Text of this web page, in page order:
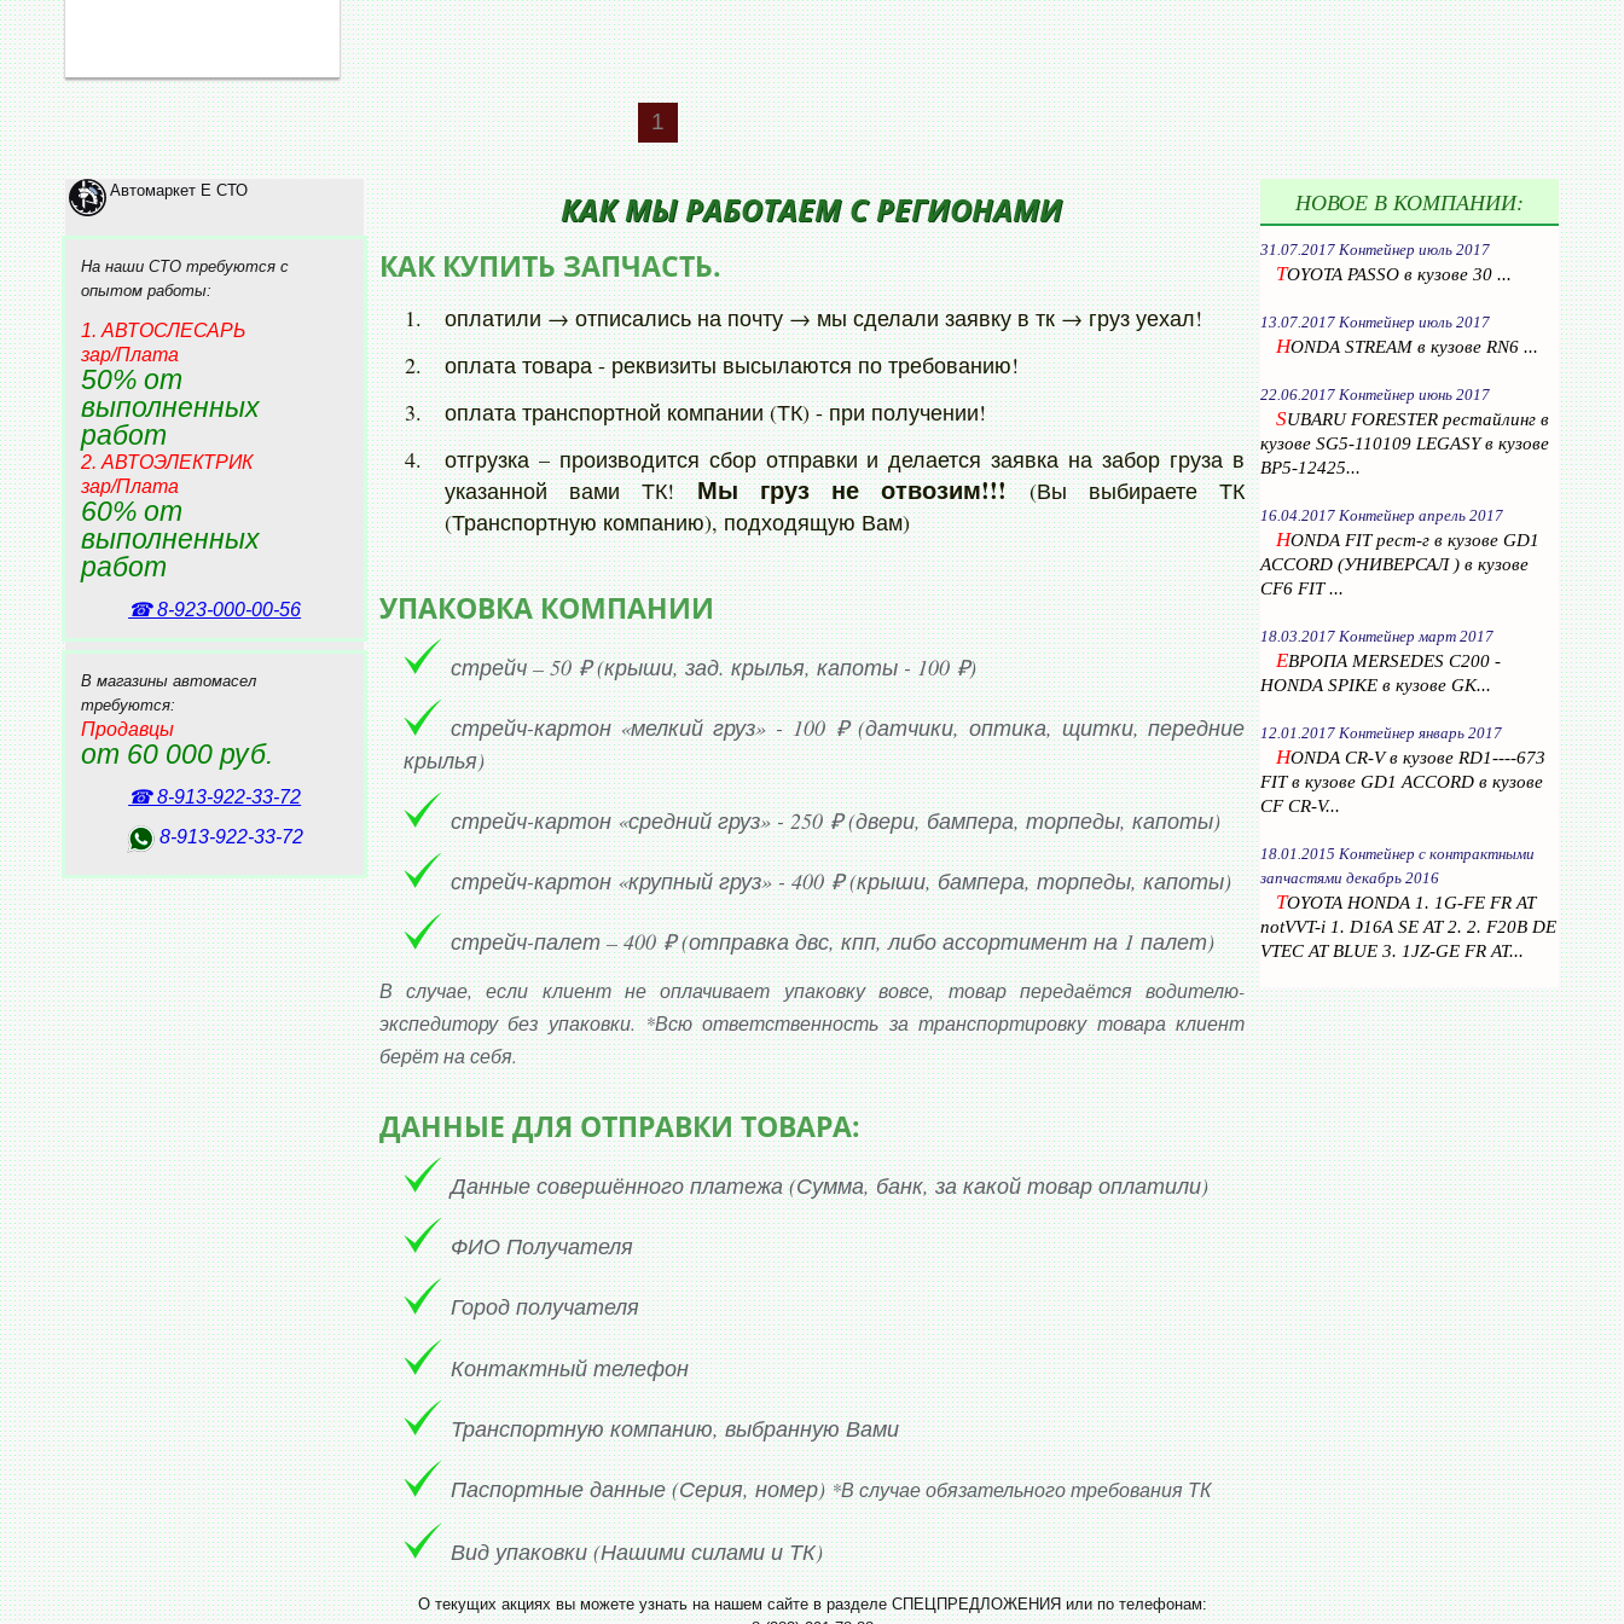
DAIHATSU
HYUNDAI
DODGE
PORSCHE
RAM
Buick
Holden
генератор
дроссельная заслонка
катушка зажигания
клапан vvti
трос переключения кпп
плафон салонный
брызговик
крепеж бампера
рулевая колонка
airbag водительский
кожух рулевой колонки
переключатель света фар
подрулевой переключатель дворников
привод
ступица
компрессор кондиционера
стартер
шланг радиатора
лямбда-зонд
1
Автомаркет Е СТО
На наши СТО требуются с
опытом работы:
1. АВТОСЛЕСАРЬ
зар/Плата
50% от
выполненных
работ
2. АВТОЭЛЕКТРИК
зар/Плата
60% от
выполненных
работ
☎ 8‑923‑000‑00‑56
В магазины автомасел
требуются:
Продавцы
от 60 000 руб.
☎ 8‑913‑922‑33‑72
8‑913‑922‑33‑72
КАК МЫ РАБОТАЕМ С РЕГИОНАМИ
КАК КУПИТЬ ЗАПЧАСТЬ.
оплатили → отписались на почту → мы сделали заявку в тк → груз уехал!
оплата товара - реквизиты высылаются по требованию!
оплата транспортной компании (ТК) - при получении!
отгрузка – производится сбор отправки и делается заявка на забор груза в
указанной вами ТК!Мы груз не отвозим!!!(Вы выбираете ТК
(Транспортную компанию), подходящую Вам)
УПАКОВКА КОМПАНИИ
стрейч – 50 ₽ (крыши, зад. крылья, капоты - 100 ₽)
стрейч-картон «мелкий груз» - 100 ₽ (датчики, оптика, щитки, передние
крылья)
стрейч-картон «средний груз» - 250 ₽ (двери, бампера, торпеды, капоты)
стрейч-картон «крупный груз» - 400 ₽ (крыши, бампера, торпеды, капоты)
стрейч-палет – 400 ₽ (отправка двс, кпп, либо ассортимент на 1 палет)
В случае, если клиент не оплачивает упаковку вовсе, товар передаётся водителю-
экспедитору без упаковки. *Всю ответственность за транспортировку товара клиент
берёт на себя.
ДАННЫЕ ДЛЯ ОТПРАВКИ ТОВАРА:
Данные совершённого платежа (Сумма, банк, за какой товар оплатили)
ФИО Получателя
Город получателя
Контактный телефон
Транспортную компанию, выбранную Вами
Паспортные данные (Серия, номер)*В случае обязательного требования ТК
Вид упаковки (Нашими силами и ТК)
НОВОЕ В КОМПАНИИ:
31.07.2017 Контейнер июль 2017
TOYOTA PASSO в кузове 30 ...
13.07.2017 Контейнер июль 2017
HONDA STREAM в кузове RN6 ...
22.06.2017 Контейнер июнь 2017
SUBARU FORESTER рестайлинг в
кузове SG5-110109 LEGASY в кузове
BP5-12425...
16.04.2017 Контейнер апрель 2017
HONDA FIT рест-г в кузове GD1
ACCORD (УНИВЕРСАЛ ) в кузове
CF6 FIT ...
18.03.2017 Контейнер март 2017
ЕВРОПА MERSEDES C200 -
HONDA SPIKE в кузове GK...
12.01.2017 Контейнер январь 2017
HONDA CR-V в кузове RD1----673
FIT в кузове GD1 ACCORD в кузове
CF CR-V...
18.01.2015 Контейнер с контрактными
запчастями декабрь 2016
TOYOTA HONDA 1. 1G-FE FR AT
notVVT-i 1. D16A SE AT 2. 2. F20B DE
VTEC AT BLUE 3. 1JZ-GE FR AT...
О текущих акциях вы можете узнать на нашем сайте в разделе СПЕЦПРЕДЛОЖЕНИЯ или по телефонам: